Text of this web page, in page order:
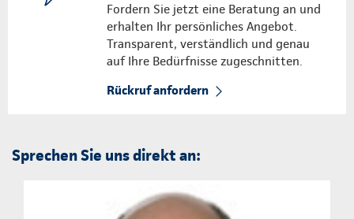
Fordern Sie jetzt eine Beratung an und
erhalten Ihr persönliches Angebot.
Transparent, verständlich und genau
auf Ihre Bedürfnisse zugeschnitten.
Rückruf anfordern
Sprechen Sie uns direkt an: